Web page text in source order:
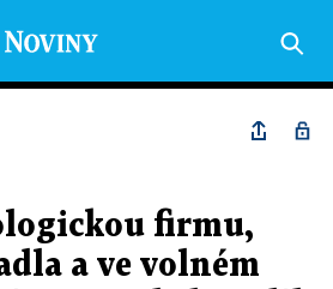
firmu,
a ve volném